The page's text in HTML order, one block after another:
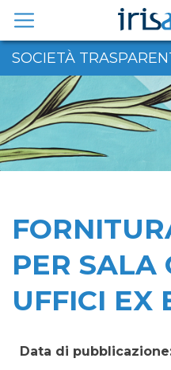
contenuto
SOCIETÀ
PER SALA
UFFICI EX
Data di